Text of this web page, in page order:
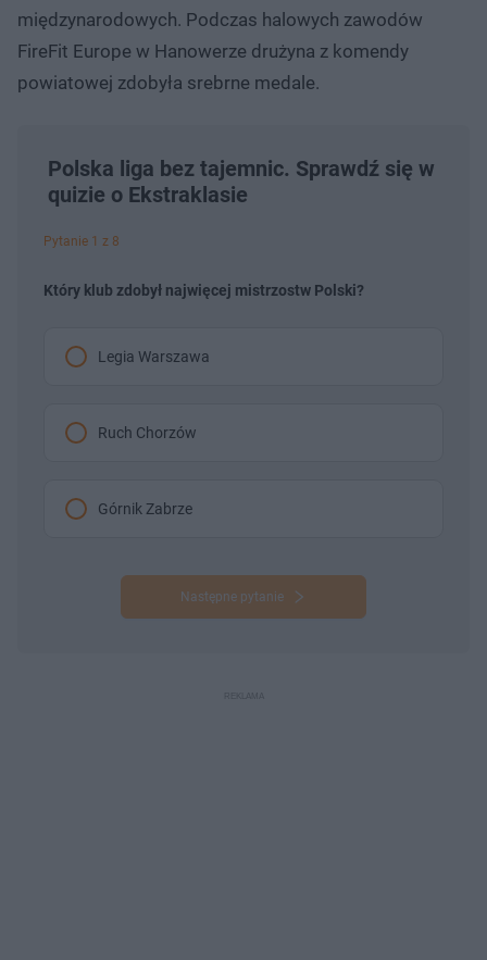
międzynarodowych. Podczas halowych zawodów
FireFit Europe w Hanowerze drużyna z komendy
powiatowej zdobyła srebrne medale.
Polska liga bez tajemnic. Sprawdź się w
quizie o Ekstraklasie
Pytanie 1 z 8
Który klub zdobył najwięcej mistrzostw Polski?
Legia Warszawa
Ruch Chorzów
Górnik Zabrze
Następne pytanie